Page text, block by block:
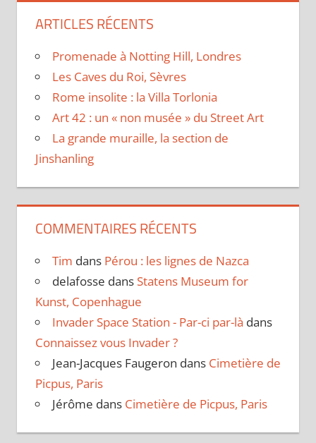
ARTICLES RÉCENTS
Promenade à Notting Hill, Londres
Les Caves du Roi, Sèvres
Rome insolite : la Villa Torlonia
Art 42 : un « non musée » du Street Art
La grande muraille, la section de
Jinshanling
COMMENTAIRES RÉCENTS
Tim dans Pérou : les lignes de Nazca
delafosse dans Statens Museum for
Kunst, Copenhague
Invader Space Station - Par-ci par-là dans
Connaissez vous Invader ?
Jean-Jacques Faugeron dans Cimetière de
Picpus, Paris
Jérôme dans Cimetière de Picpus, Paris